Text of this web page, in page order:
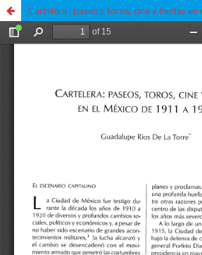
Cartelera : paseos, toros, cine y fiestas